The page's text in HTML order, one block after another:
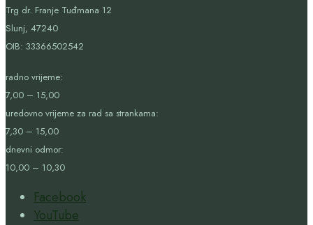
Trg dr. Franje Tuđmana 12
Slunj, 47240
OIB: 33366502542
radno vrijeme:
7,00 – 15,00
uredovno vrijeme za rad sa strankama:
7,30 – 15,00
dnevni odmor:
10,00 – 10,30
Facebook
YouTube